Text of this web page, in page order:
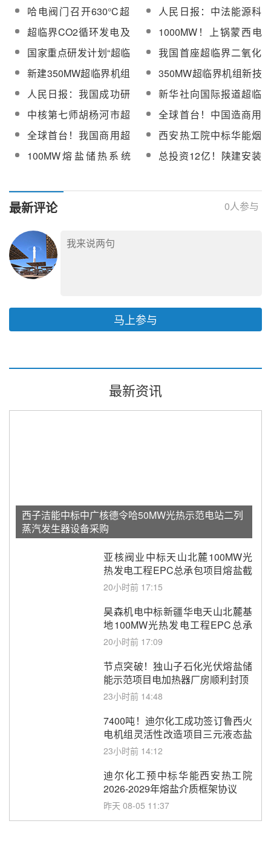
哈电阀门召开630°C超
超临界关键阀门研制交
流会
人民日报：中法能源科
技合作，助力打造全球
首座超临界二氧化碳循
环光热发电站
超临界CO2循环发电及
其高效灵活运行调控技
术
1000MW！上锅蒙西电
网首个百万级超超临界
机组顺利通过“168”试运
行
国家重点研发计划“超临
界CO₂太阳能热发电关
键基础问题研究”顺利通
过验收
我国首座超临界二氧化
碳光热发电机组研制成
功
新建350MW超临界机组
耦合熔盐储热系统方案
研究
350MW超临界机组新技
术：熔盐储热系统的应
用与前景
人民日报：我国成功研
制出首座超临界二氧化
碳光热发电机组，走在
世界前列
新华社向国际报道超临
界二氧化碳太阳能热发
电
中核第七师胡杨河市超
临界二氧化碳科技示范
发电项目可研报告评审
服务采购
全球首台！中国造商用
超临界二氧化碳发电机
组进入满功率运行冲刺
阶段
全球首台！我国商用超
临界二氧化碳发电机组
“超碳一号”成功商运
西安热工院中标华能烟
台公司熔盐耦合超临界
二氧化碳新型热力电池
服务
100MW熔盐储热系统
目技术服务与装备采购
（预招标）
总投资12亿！陕建安装
100MW/400MWh超临
界二氧化碳高温热力电
最新评论 0人参与
马上参与
最新资讯
西子洁能中标中广核德令哈50MW光热示范电站二列
蒸汽发生器设备采购
亚核阀业中标天山北麓100MW光
热发电工程EPC总承包项目熔盐截
止阀、熔盐三偏心蝶阀采购
20小时前 17:15
昊森机电中标新疆华电天山北麓基
地100MW光热发电工程EPC总承
包项目熔盐介质超声波流量计采购
20小时前 17:09
节点突破！独山子石化光伏熔盐储
能示范项目电加热器厂房顺利封顶
23小时前 14:48
7400吨！迪尔化工成功签订鲁西火
电机组灵活性改造项目三元液态盐
采购合同
23小时前 14:12
迪尔化工预中标华能西安热工院
2026-2029年熔盐介质框架协议
昨天 08-05 11:37